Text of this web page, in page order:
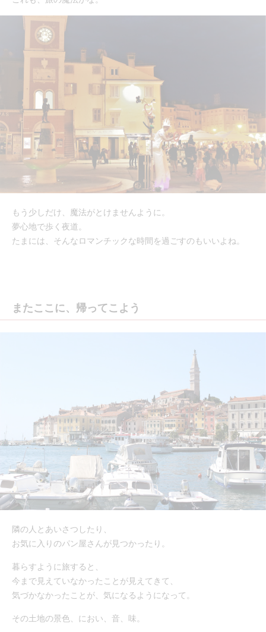
もう少しだけ、魔法がとけませんように。
夢心地で歩く夜道。
たまには、そんなロマンチックな時間を過ごすのもいいよね。
またここに、帰ってこよう
隣の人とあいさつしたり、
お気に入りのパン屋さんが見つかったり。
暮らすように旅すると、
今まで見えていなかったことが見えてきて、
気づかなかったことが、気になるようになって。
その土地の景色、におい、音、味。